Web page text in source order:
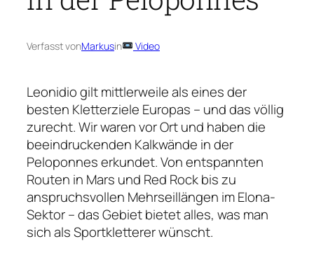
Verfasst vonMarkusin Video
Leonidio gilt mittlerweile als eines der
besten Kletterziele Europas – und das völlig
zurecht. Wir waren vor Ort und haben die
beeindruckenden Kalkwände in der
Peloponnes erkundet. Von entspannten
Routen in Mars und Red Rock bis zu
anspruchsvollen Mehrseillängen im Elona-
Sektor – das Gebiet bietet alles, was man
sich als Sportkletterer wünscht.